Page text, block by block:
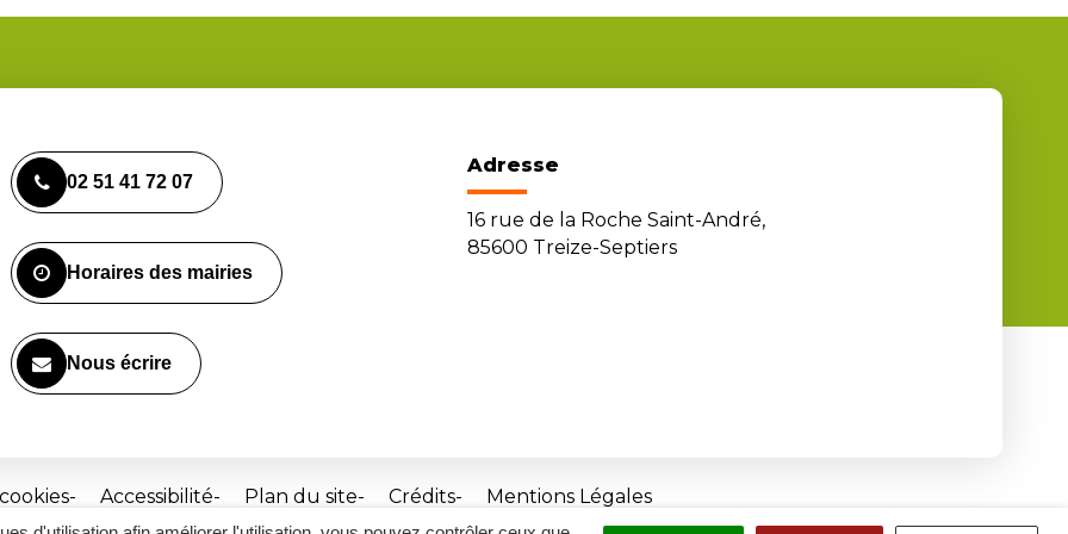
02 51 41 72 07
Horaires des mairies
Nous écrire
Adresse
16 rue de la Roche Saint-André,
85600 Treize-Septiers
Accessibilité Plan du site Crédits Mentions Légales